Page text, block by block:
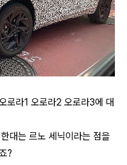
로라1 오로라2 오로라3에 대
대는 르노 세닉이라는 점을
?